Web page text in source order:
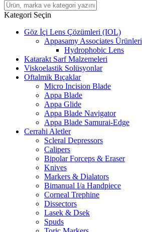
Kategori Seçin
Göz İçi Lens Çözümleri (IOL)
Appasamy Associates Ürünleri
Hydrophobic Lens
Katarakt Sarf Malzemeleri
Viskoelastik Solüsyonlar
Oftalmik Bıçaklar
Micro Incision Blade
Appa Blade
Appa Glide
Appa Blade Navigator
Appa Blade Samurai-Edge
Cerrahi Aletler
Scleral Depressors
Calipers
Bipolar Forceps & Eraser
Knives
Markers & Dialators
Bimanual I/a Handpiece
Corneal Trephine
Dissectors
Lasek & Dsek
Spuds